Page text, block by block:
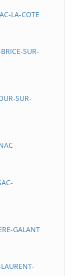
LA-COTE
SUR-
SUR-
GALANT